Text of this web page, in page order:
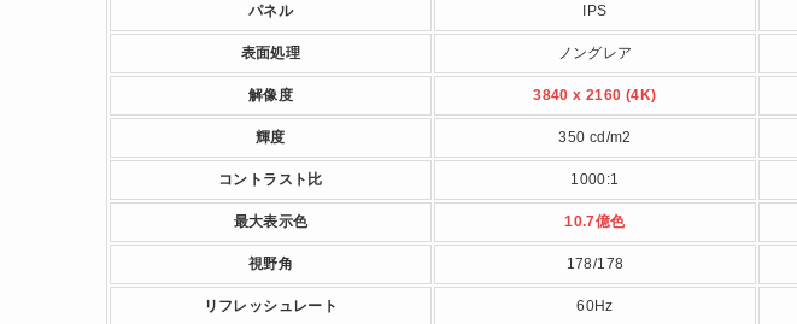
パネル IPS
表面処理 ノングレア
解像度 3840 x 2160 (4K)
輝度 350 cd/m2
コントラスト比 1000:1
最大表示色 10.7億色
視野角 178/178
リフレッシュレート 60Hz